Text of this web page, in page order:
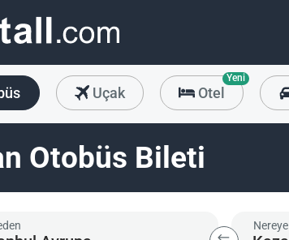
Uçak Otel
Yeni
Otobüs Bileti
Nereye